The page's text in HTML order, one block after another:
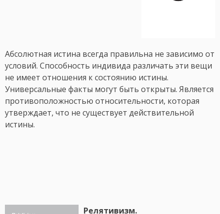
Абсолютная истина всегда правильна не зависимо от
условий. Способность индивида различать эти вещи
не имеет отношения к состоянию истины.
Универсальные факты могут быть открыты. Является
противоположностью относительности, которая
утверждает, что не существует действительной
истины.
Релятивизм.